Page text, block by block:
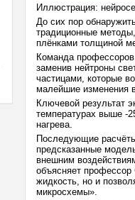
Иллюстрация:
До сих пор
традиционные
плёнками толщиной
Команда
заменив нейтроны
частицами, которые
малейшие изменения
Ключевой результат
температурах выше -
нагрева.
Последующие
предсказанные
внешним
объясняет
жидкость, но и
микросхемы».